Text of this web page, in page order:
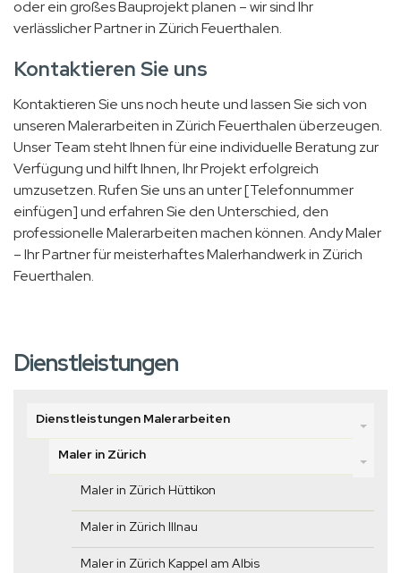
oder ein großes Bauprojekt planen – wir sind Ihr
verlässlicher Partner in Zürich Feuerthalen.
Kontaktieren Sie uns
Kontaktieren Sie uns noch heute und lassen Sie sich von
unseren Malerarbeiten in Zürich Feuerthalen überzeugen.
Unser Team steht Ihnen für eine individuelle Beratung zur
Verfügung und hilft Ihnen, Ihr Projekt erfolgreich
umzusetzen. Rufen Sie uns an unter [Telefonnummer
einfügen] und erfahren Sie den Unterschied, den
professionelle Malerarbeiten machen können. Andy Maler
– Ihr Partner für meisterhaftes Malerhandwerk in Zürich
Feuerthalen.
Dienstleistungen
Dienstleistungen Malerarbeiten
Maler in Zürich
Maler in Zürich Hüttikon
Maler in Zürich Illnau
Maler in Zürich Kappel am Albis